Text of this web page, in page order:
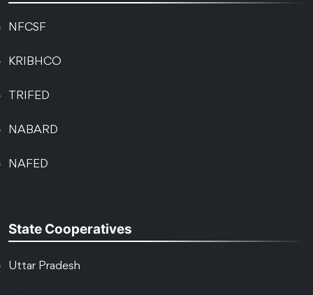
NFCSF
KRIBHCO
TRIFED
NABARD
NAFED
State Cooperatives
Uttar Pradesh